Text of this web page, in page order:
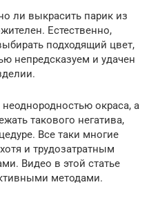
ли выкрасить парик из
Естественно,
подходящий цвет,
непредсказуем и удачен
окраса, а
такового негатива,
Все таки многие
и трудозатратным
Видео в этой статье
методами.